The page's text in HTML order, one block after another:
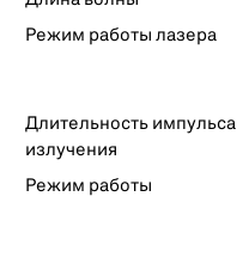
Режим работы лазера
Длительность импульса
излучения
Режим работы